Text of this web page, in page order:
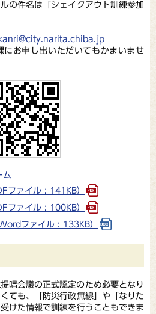
の件名は「シェイクアウト訓練参加
お申し出いただいてもかまいませ
ム
ファイル : 141KB）
ファイル : 100KB）
ファイル : 133KB）
会議の正式認定のため必要となり
ても、「防災行政無線」や「なりた
けた情報で訓練を行うこともできま